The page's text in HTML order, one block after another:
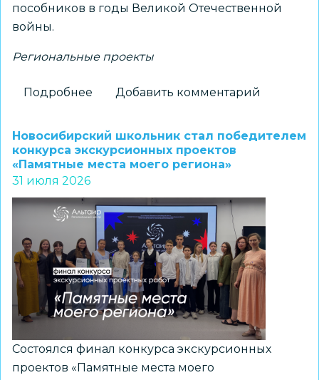
пособников в годы Великой Отечественной
войны.
Региональные проекты
Подробнее
школьники
стали
призерами
конкурса
«Без
срока
давности.
Память,
отражённая
поколениями»
Добавить комментарий
Новосибирский школьник стал победителем
конкурса экскурсионных проектов
«Памятные места моего региона»
31 июля 2026
Состоялся финал конкурса экскурсионных
проектов «Памятные места моего